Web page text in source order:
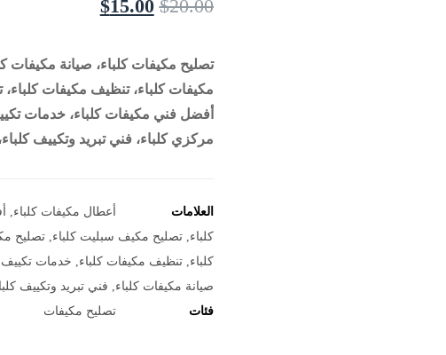
$20.00
$15.00
تصليح مكيفات كلباء، صيانة مكيفات
مكيفات كلباء، تنظيف مكيفات كلباء،
أفضل فني مكيفات كلباء، خدمات
مركزي كلباء، فني تبريد وتكييف
العلامات أعطال مكيفات كلباء
كلباء ,تصليح مكيف سبليت كلباء ,تصليح
كلباء ,تنظيف مكيفات كلباء خدمات تكييف
صيانة مكيفات كلباء
فني تبريد وتكييف
فئات
تصليح مكيفات